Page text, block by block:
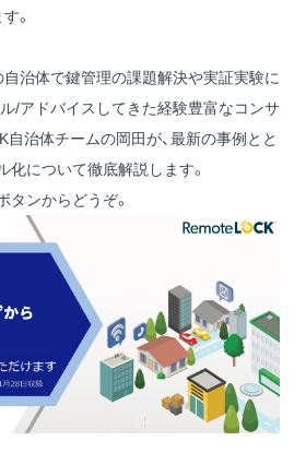
。
自治体で鍵管理の課題解決や実証実験に
/アドバイスしてきた経験豊富なコンサ
自治体チームの岡田が、最新の事例とと
化について徹底解説します。
ンからどうぞ。